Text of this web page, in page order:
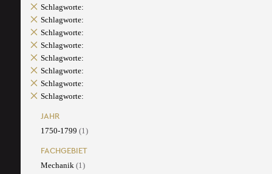
Schlagworte:
Schlagworte:
Schlagworte:
Schlagworte:
Schlagworte:
Schlagworte:
Schlagworte:
Schlagworte:
JAHR
1750-1799 (1)
FACHGEBIET
Mechanik (1)